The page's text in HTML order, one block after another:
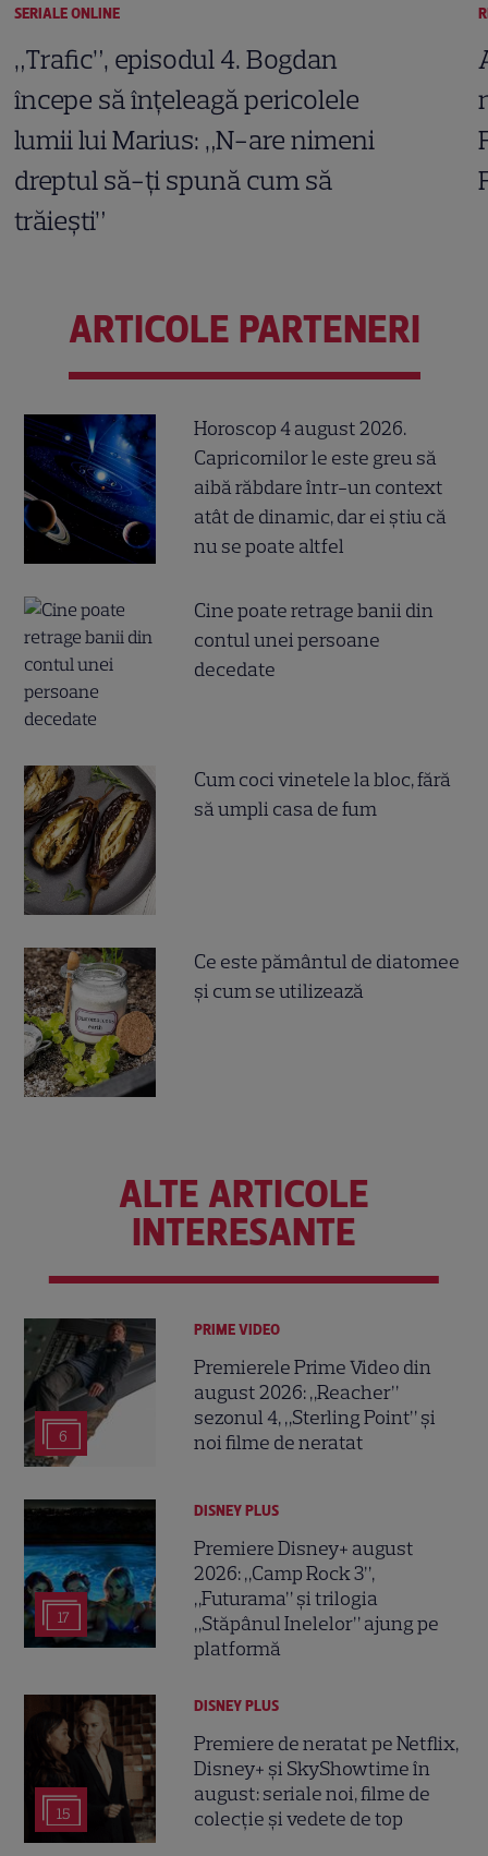
SERIALE ONLINE
„Trafic”, episodul 4. Bogdan
începe să înțeleagă pericolele
lumii lui Marius: „N-are nimeni
dreptul să-ți spună cum să
trăiești”
ARTICOLE PARTENERI
Horoscop 4 august 2026.
Capricornilor le este greu să
aibă răbdare într-un context
atât de dinamic, dar ei știu că
nu se poate altfel
Cine poate retrage banii din
contul unei persoane
decedate
Cum coci vinetele la bloc, fără
să umpli casa de fum
Ce este pământul de diatomee
și cum se utilizează
ALTE ARTICOLE
INTERESANTE
6
PRIME VIDEO
Premierele Prime Video din
august 2026: „Reacher”
sezonul 4, „Sterling Point” și
noi filme de neratat
17
DISNEY PLUS
Premiere Disney+ august
2026: „Camp Rock 3”,
„Futurama” și trilogia
„Stăpânul Inelelor” ajung pe
platformă
15
DISNEY PLUS
Premiere de neratat pe Netflix,
Disney+ și SkyShowtime în
august: seriale noi, filme de
colecție și vedete de top